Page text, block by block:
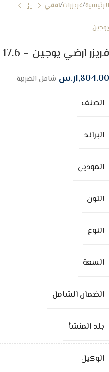
الرئيسية فريزرات افقي
يوجين
فريزر ارضي يوجين – 17.6 قدم – أبيض
1,804.00ر.س شامل الضريبة
الصنف
البراند
الموديل
اللون
النوع
السعة
الضمان الشامل
بلد المنشأ
الوكيل